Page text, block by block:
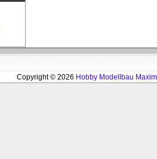
Copyright © 2026 Hobby Modellbau